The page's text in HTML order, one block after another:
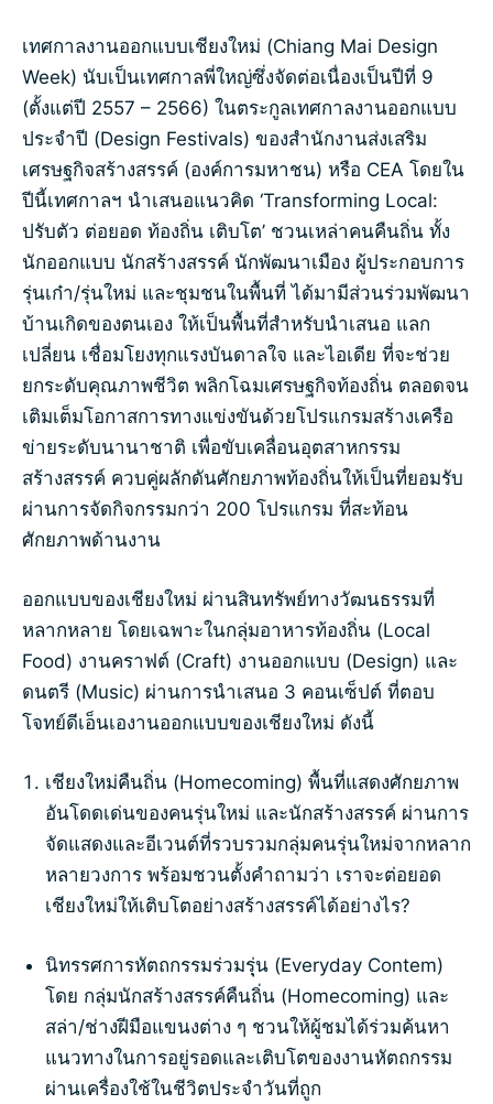
เทศกาลงานออกแบบเชียงใหม่ (Chiang Mai Design
Week) นับเป็นเทศกาลพี่ใหญ่ซึ่งจัดต่อเนื่องเป็นปีที่ 9
(ตั้งแต่ปี 2557 – 2566) ในตระกูลเทศกาลงานออกแบบ
ประจำปี (Design Festivals) ของสำนักงานส่งเสริม
เศรษฐกิจสร้างสรรค์ (องค์การมหาชน) หรือ CEA โดยใน
ปีนี้เทศกาลฯ นำเสนอแนวคิด ‘Transforming Local:
ปรับตัว ต่อยอด ท้องถิ่น เติบโต’ ชวนเหล่าคนคืนถิ่น ทั้ง
นักออกแบบ นักสร้างสรรค์ นักพัฒนาเมือง ผู้ประกอบการ
รุ่นเก๋า/รุ่นใหม่ และชุมชนในพื้นที่ ได้มามีส่วนร่วมพัฒนา
บ้านเกิดของตนเอง ให้เป็นพื้นที่สำหรับนำเสนอ แลก
เปลี่ยน เชื่อมโยงทุกแรงบันดาลใจ และไอเดีย ที่จะช่วย
ยกระดับคุณภาพชีวิต พลิกโฉมเศรษฐกิจท้องถิ่น ตลอดจน
เติมเต็มโอกาสการทางแข่งขันด้วยโปรแกรมสร้างเครือ
ข่ายระดับนานาชาติ เพื่อขับเคลื่อนอุตสาหกรรม
สร้างสรรค์ ควบคู่ผลักดันศักยภาพท้องถิ่นให้เป็นที่ยอมรับ
ผ่านการจัดกิจกรรมกว่า 200 โปรแกรม ที่สะท้อน
ศักยภาพด้านงาน
ออกแบบของเชียงใหม่ ผ่านสินทรัพย์ทางวัฒนธรรมที่
หลากหลาย โดยเฉพาะในกลุ่มอาหารท้องถิ่น (Local
Food) งานคราฟต์ (Craft) งานออกแบบ (Design) และ
ดนตรี (Music) ผ่านการนำเสนอ 3 คอนเซ็ปต์ ที่ตอบ
โจทย์ดีเอ็นเองานออกแบบของเชียงใหม่ ดังนี้
เชียงใหม่คืนถิ่น (Homecoming) พื้นที่แสดงศักยภาพ
อันโดดเด่นของคนรุ่นใหม่ และนักสร้างสรรค์ ผ่านการ
จัดแสดงและอีเวนต์ที่รวบรวมกลุ่มคนรุ่นใหม่จากหลาก
หลายวงการ พร้อมชวนตั้งคำถามว่า เราจะต่อยอด
เชียงใหม่ให้เติบโตอย่างสร้างสรรค์ได้อย่างไร?
นิทรรศการหัตถกรรมร่วมรุุ่น (Everyday Contem)
โดย กลุ่มนักสร้างสรรค์คืนถิ่น (Homecoming) และ
สล่า/ช่างฝีมือแขนงต่าง ๆ ชวนให้ผู้ชมได้ร่วมค้นหา
แนวทางในการอยู่รอดและเติบโตของงานหัตถกรรม
ผ่านเครื่องใช้ในชีวิตประจำวันที่ถูก